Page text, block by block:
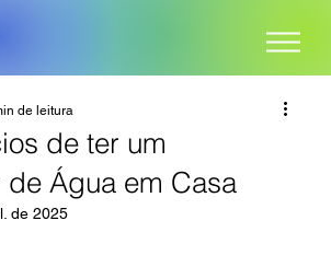
de ter um
de Água em Casa
de leitura
de 2025